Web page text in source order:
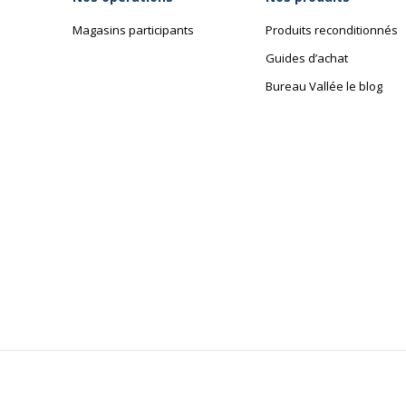
Magasins participants
Produits reconditionnés
Guides d’achat
Bureau Vallée le blog